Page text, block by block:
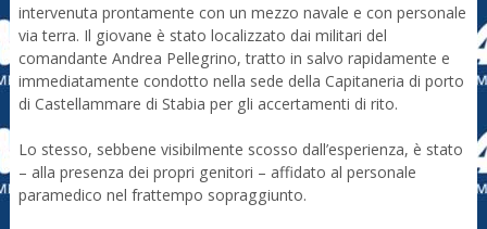
intervenuta prontamente con un mezzo navale e con personale
via terra. Il giovane è stato localizzato dai militari del
comandante Andrea Pellegrino, tratto in salvo rapidamente e
immediatamente condotto nella sede della Capitaneria di porto
di Castellammare di Stabia per gli accertamenti di rito.
Lo stesso, sebbene visibilmente scosso dall’esperienza, è stato
– alla presenza dei propri genitori – affidato al personale
paramedico nel frattempo sopraggiunto.